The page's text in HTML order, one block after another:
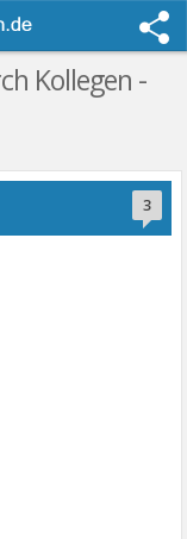
Kollegen -
3